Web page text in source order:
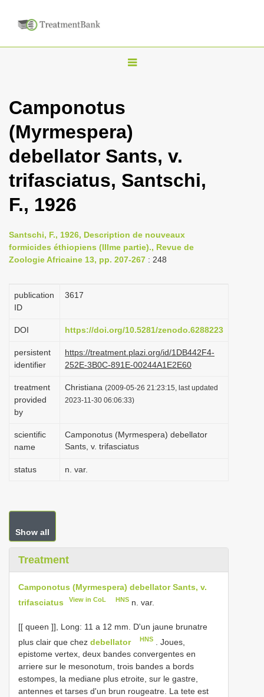
T
l
e
n
a
a
t
Camponotus
(Myrmespera)
debellator Sants, v.
trifasciatus, Santschi,
F., 1926
Santschi, F., 1926, Description de nouveaux
formicides éthiopiens (IIIme partie)., Revue de
Zoologie Africaine 13, pp. 207-267 : 248
publication
ID
3617
DOI https://doi.org/10.5281/zenodo.6288223
persistent
identifier
https://treatment.plazi.org/id/1DB442F4-
252E-3B0C-891E-00244A1E2E60
treatment
provided
by
Christiana (2009-05-26 21:23:15, last updated
2023-11-30 06:06:33)
scientific
name
Camponotus (Myrmespera) debellator
Sants, v. trifasciatus
status n. var.
Show all
Treatment
Camponotus (Myrmespera) debellator Sants, v.
trifasciatus
View in CoL HNSn. var.
[[ queen ]], Long: 11 a 12 mm. D'un jaune brunatre
plus clair que chez debellator HNS
. Joues,
epistome vertex, deux bandes convergentes en
arriere sur le mesonotum, trois bandes a bords
estompes, la mediane plus etroite, sur le gastre,
antennes et tarses d'un brun rougeatre. La tete est